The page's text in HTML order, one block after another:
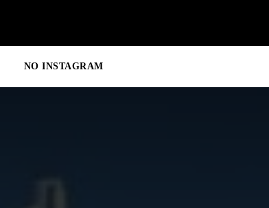
NO INSTAGRAM